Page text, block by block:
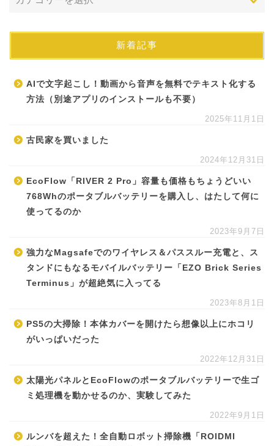
新着記事
AIで文字起こし！動画から音声を無料でテキスト化する
方法（別途アプリのインストールも不要）
2025年11月1日
古民家を買いました
2024年12月31日
EcoFlow「RIVER 2 Pro」容量も価格もちょうどいい
768Whのポータブルバッテリーを購入し、はたして何に
使ってるのか
2023年9月7日
強力なMagsafeでのワイヤレス＆パススルー充電と、ス
タンドにもなるモバイルバッテリー「EZO Brick Series
Terminus」が超絶気に入ってる
2023年8月1日
PS5の大掃除！本体カバーを開けたら想像以上にホコリ
がいっぱいだった
2022年12月31日
太陽光パネルとEcoFlowのポータブルバッテリーで生ゴ
ミ処理機を動かせるのか、実験してみた
2022年9月1日
ルンバを超えた！全自動ロボット掃除機「ROIDMI